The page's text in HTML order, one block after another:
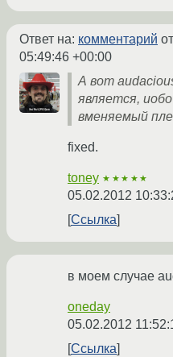
Ответ на: комментарий
05:49:46 +00:00
А вот
является,
вменяемый
fixed.
toney ★★★★★
05.02.2012
Ссылка
в моем случае
oneday
05.02.2012
Ссылка